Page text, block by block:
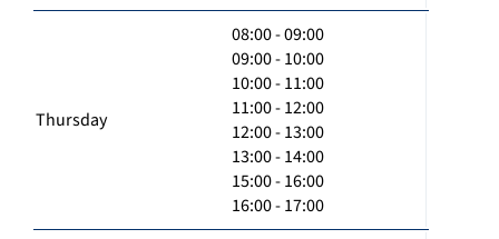
Thursday
08:00 - 09:00
09:00 - 10:00
10:00 - 11:00
11:00 - 12:00
12:00 - 13:00
13:00 - 14:00
15:00 - 16:00
16:00 - 17:00